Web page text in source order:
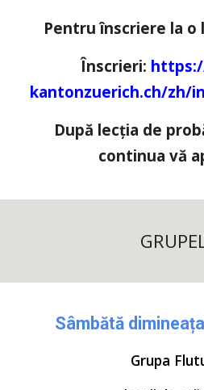
Pentru înscriere la o
Înscrieri:
kantonzuerich.ch/zh/
După lecția de
continua vă
Sâmbătă
Grupa